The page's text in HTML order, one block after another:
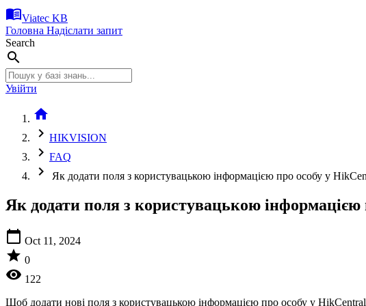
menu_bookViatec KB
Головна Надіслати запит
Search
search
Увійти
home
chevron_right HIKVISION
chevron_right FAQ
chevron_right Як додати поля з користувацькою інформацією про особу у
Як додати поля з користувацькою
calendar_today Oct 11, 2024
star 0
visibility 122
Щоб додати нові поля з користувацькою інформацією про особу у